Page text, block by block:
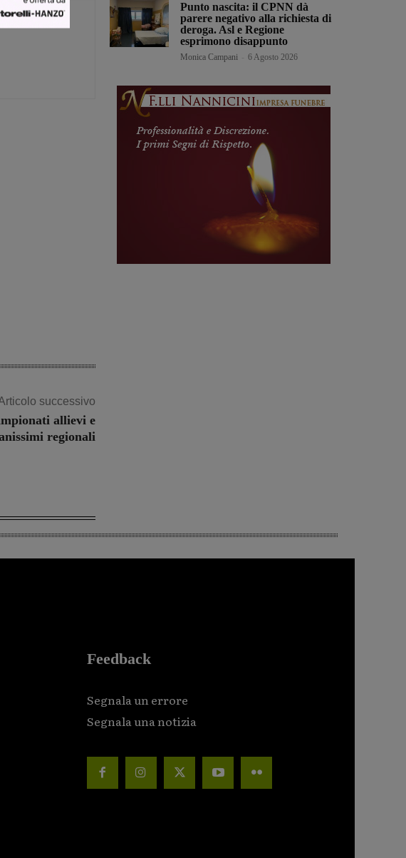
successivo
allievi e
regionali
Punto nascita: il CPNN dà
parere negativo alla richiesta di
deroga. Asl e Regione
esprimono disappunto
Monica Campani 6 Agosto 2026
Feedback
Segnala un errore
Segnala una notizia